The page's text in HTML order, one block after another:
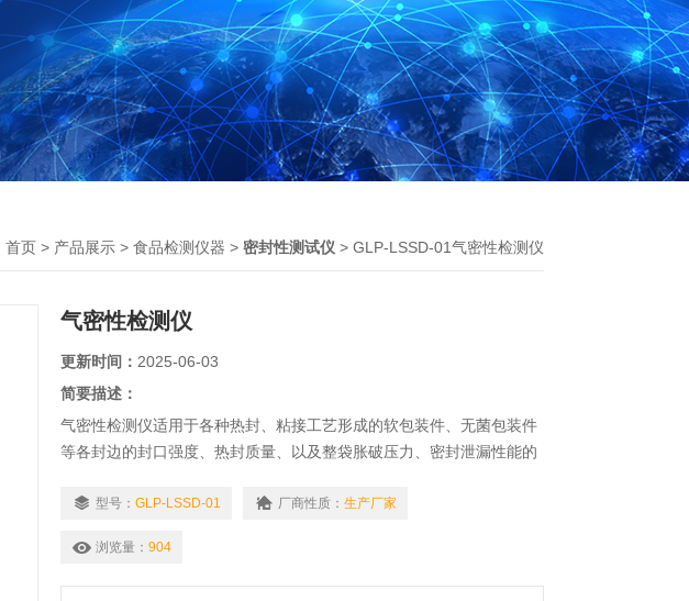
首页 > 产品展示 > 食品检测仪器 > 密封性测试仪 > GLP-LSSD-01气密性检测仪
气密性检测仪
更新时间： 2025-06-03
简要描述：
气密性检测仪适用于各种热封、粘接工艺形成的软包装件、无菌包装件
等各封边的封口强度、热封质量、以及整袋胀破压力、密封泄漏性能的
性能、耐压强度、帽体连接强度、脱口强度、热封边封口强度、扎街强
型号： GLP-LSSD-01 厂商性质： 生产厂家
浏览量： 904